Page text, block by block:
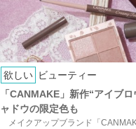
欲しい ビューティー
「CANMAKE」新作“アイブ
ャドウの限定色も
メイクアップブランド「